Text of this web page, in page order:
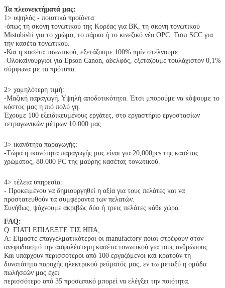
Τα πλεονεκτήματά μας:
1> υψηλός - ποιοτικά προϊόντα:
-όπως τη σκόνη τονωτικού της Κορέας για BK, τη σκόνη τονωτικού
Mistubishi για το χρώμα, το πάρκο ή το κινεζικό νέο OPC. Τσιπ SCC για
την κασέτα τονωτικού.
-Και η κασέτα τονωτικού, εξετάζουμε 100% πρίν στέλνουμε.
-Ολοκαίνουργιοι για Epson Canon, αδελφός, εξετάζουμε τουλάχιστον 0,1%
σύμφωνα με τα πρότυπα.
2> χαμηλότερη τιμή:
-Μαζική παραγωγή. Υψηλή αποδοτικότητα. Έτσι μπορούμε να κόψουμε το
κόστος μας η πιό πολύ γη.
Έχουμε 100 εξειδικευμένους εργάτες, στο εργαστήριο εργοστασίων
τετραγωνικών μέτρων 10.000 μας
3> ικανότητα παραγωγής:
-Τώρα η ικανότητα παραγωγής μας είναι για 20,000pcs της κασέτας
χρώματος, 80.000 PC της μαύρης κασέτας τονωτικού.
4> τέλεια υπηρεσία:
- Προκειμένου να δημιουργηθεί η αξία για τους πελάτες και να
προστατευθούν τα συμφέροντα των πελατών.
Συνήθως, ψάχνουμε ακριβώς δύο ή τρεις πελάτες κάθε χώρα.
FAQ:
Q: ΓΙΑΤΙ ΕΠΙΛΕΞΤΕ ΤΙΣ ΗΠΑ;
Α: Είμαστε επαγγελματικότεροι οι manufactory ποιοι στρέφουν στον
ανεφοδιασμό την ασφαλέστερη κασέτα τονωτικού για τους ανθρώπους.
Και υπάρχουν περισσότεροι από 100 εργαζόμενοι και κρατούν τη
δυνατότητα παροχής ηλεκτρικού ρεύματός μας, εν τω μεταξύ η ομάδα
πωλήσεών μας έχει
περισσότερο από 35 προσωπικό μπορεί να ελέγξει την ποιότητα.